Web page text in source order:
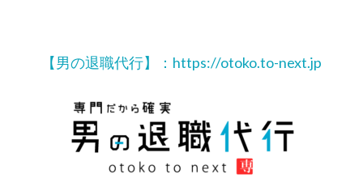
【男の退職代行】：https://otoko.to-next.jp